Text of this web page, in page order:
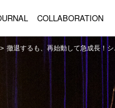
COLLABORATION
JOB
求人検索
撤退するも、再始動して急成長！